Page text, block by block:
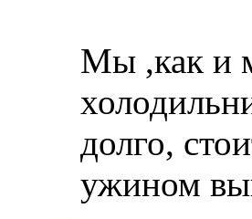
Мы ,как и
долго,
ужином